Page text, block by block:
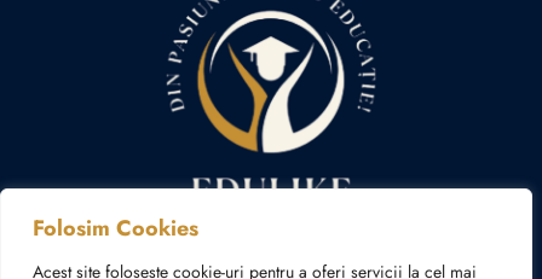
Folosim Cookies
Acest site folosește cookie-uri pentru a oferi servicii la cel mai
Politica de confidențialitate